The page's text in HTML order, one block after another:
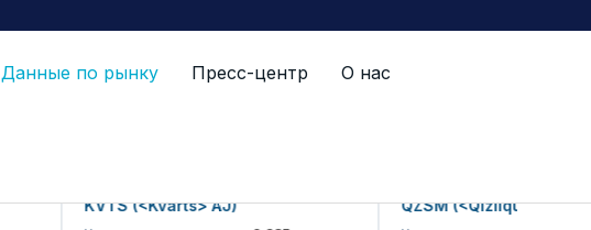
Данные по рынку Пресс-центр О нас
KVTS (<Kvarts> AJ) QZSM (<Qizilqumsement>